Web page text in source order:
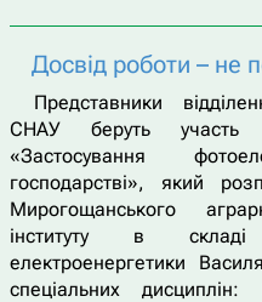
Досвід роботи – не
Представники
СНАУ беруть участь
«Застосування
господарстві», який
Мирогощанського
інституту в складі
електроенергетики
спеціальних